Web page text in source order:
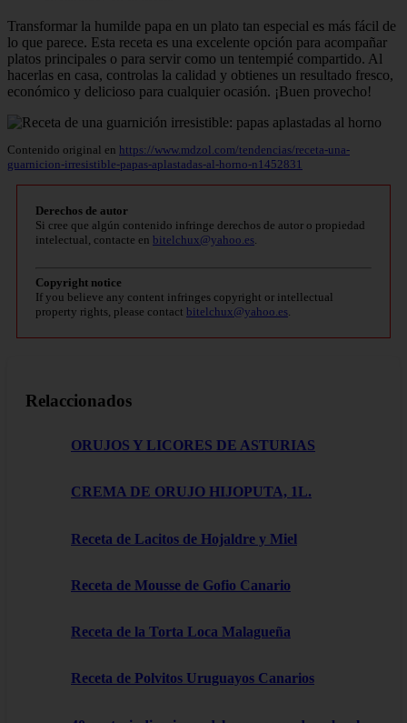
Transformar la humilde papa en un plato tan especial es más fácil de
lo que parece. Esta receta es una excelente opción para acompañar
platos principales o para servir como un tentempié compartido. Al
hacerlas en casa, controlas la calidad y obtienes un resultado fresco,
económico y delicioso para cualquier ocasión. ¡Buen provecho!
Contenido original en https://www.mdzol.com/tendencias/receta-una-
guarnicion-irresistible-papas-aplastadas-al-horno-n1452831
Derechos de autor
Si cree que algún contenido infringe derechos de autor o propiedad
intelectual, contacte en bitelchux@yahoo.es
Copyright notice
If you believe any content infringes copyright or intellectual
property rights, please contact bitelchux@yahoo.es
Relaccionados
ORUJOS Y LICORES DE ASTURIAS
CREMA DE ORUJO HIJOPUTA, 1L.
Receta de Lacitos de Hojaldre y Miel
Receta de Mousse de Gofio Canario
Receta de la Torta Loca Malagueña
Receta de Polvitos Uruguayos Canarios